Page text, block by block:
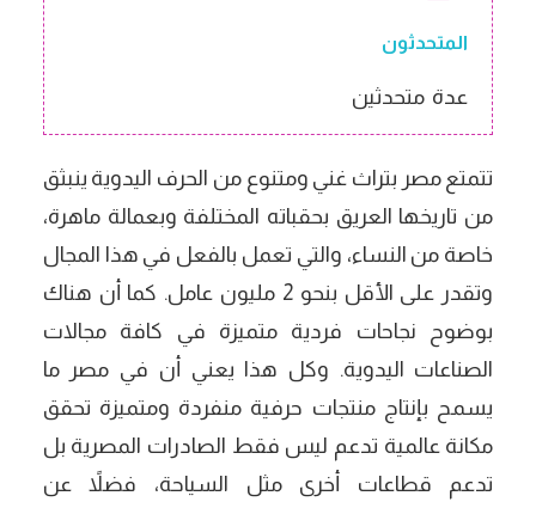
المتحدثون
عدة متحدثين
تتمتع مصر بتراث غني ومتنوع من الحرف اليدوية ينبثق
من تاريخها العريق بحقباته المختلفة وبعمالة ماهرة،
خاصة من النساء، والتي تعمل بالفعل في هذا المجال
وتقدر على الأقل بنحو 2 مليون عامل. كما أن هناك
بوضوح نجاحات فردية متميزة في كافة مجالات
الصناعات اليدوية. وكل هذا يعني أن في مصر ما
يسمح بإنتاج منتجات حرفية منفردة ومتميزة تحقق
مكانة عالمية تدعم ليس فقط الصادرات المصرية بل
تدعم قطاعات أخرى مثل السياحة، فضلاً عن